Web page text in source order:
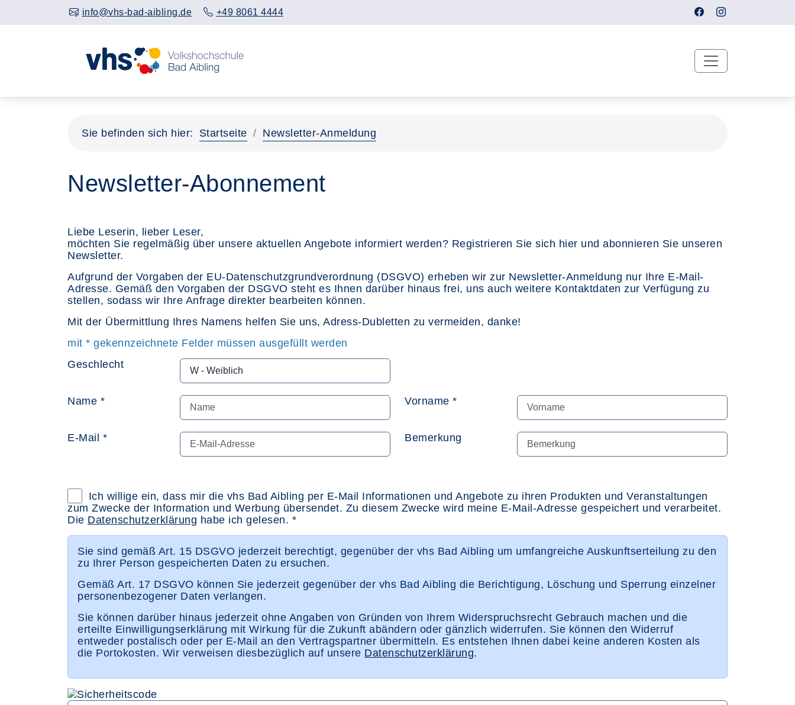
info@vhs-bad-aibling.de +49 8061 4444
Sie befinden sich hier: Startseite Newsletter-Anmeldung
Newsletter-Abonnement
Liebe Leserin, lieber Leser,
möchten Sie regelmäßig über unsere aktuellen Angebote informiert werden? Registrieren Sie sich hier und abonnieren Sie unseren
Newsletter.
Aufgrund der Vorgaben der EU-Datenschutzgrundverordnung (DSGVO) erheben wir zur Newsletter-Anmeldung nur Ihre E-Mail-
Adresse. Gemäß den Vorgaben der DSGVO steht es Ihnen darüber hinaus frei, uns auch weitere Kontaktdaten zur Verfügung zu
stellen, sodass wir Ihre Anfrage direkter bearbeiten können.
Mit der Übermittlung Ihres Namens helfen Sie uns, Adress-Dubletten zu vermeiden, danke!
mit * gekennzeichnete Felder müssen ausgefüllt werden
Geschlecht
Name * Vorname *
E-Mail * Bemerkung
Datenschutzerklärung im neuen Browsertab öffnen
Ich willige ein, dass mir die vhs Bad Aibling per E-Mail Informationen und Angebote zu ihren Produkten und Veranstaltungen
zum Zwecke der Information und Werbung übersendet. Zu diesem Zwecke wird meine E-Mail-Adresse gespeichert und verarbeitet.
Die Datenschutzerklärung habe ich gelesen. *
Sie sind gemäß Art. 15 DSGVO jederzeit berechtigt, gegenüber der vhs Bad Aibling um umfangreiche Auskunftserteilung zu den
zu Ihrer Person gespeicherten Daten zu ersuchen.
Gemäß Art. 17 DSGVO können Sie jederzeit gegenüber der vhs Bad Aibling die Berichtigung, Löschung und Sperrung einzelner
personenbezogener Daten verlangen.
Sie können darüber hinaus jederzeit ohne Angaben von Gründen von Ihrem Widerspruchsrecht Gebrauch machen und die
erteilte Einwilligungserklärung mit Wirkung für die Zukunft abändern oder gänzlich widerrufen. Sie können den Widerruf
entweder postalisch oder per E-Mail an den Vertragspartner übermitteln. Es entstehen Ihnen dabei keine anderen Kosten als
die Portokosten. Wir verweisen diesbezüglich auf unsere Datenschutzerklärung.